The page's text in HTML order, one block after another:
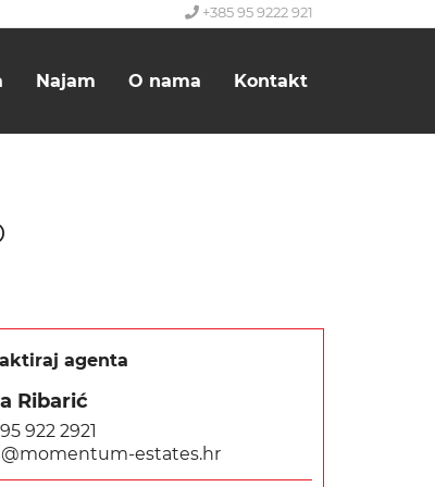
+385 95 9222 921
Najam O nama Kontakt
agenta
Ribarić
922 2921
estates.hr